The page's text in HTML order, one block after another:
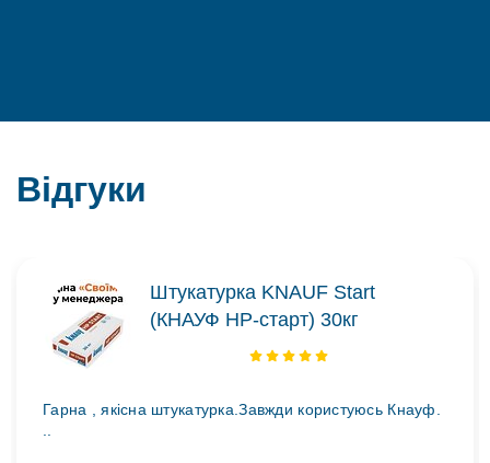
Відгуки
Штукатурка KNAUF Start
(КНАУФ НР-старт) 30кг
Гарна , якісна штукатурка.Завжди користуюсь Кнауф.
..